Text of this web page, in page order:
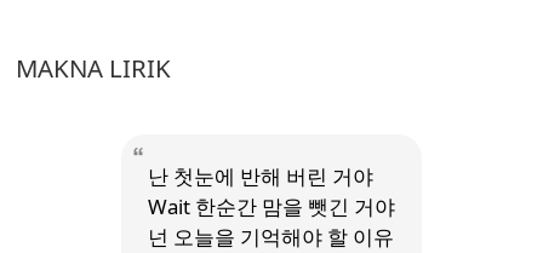
MAKNA LIRIK
난 첫눈에 반해 버린 거야
Wait 한순간 맘을 뺏긴 거야
넌 오늘을 기억해야 할 이유